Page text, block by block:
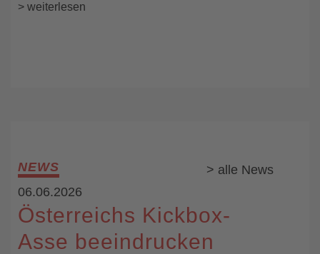
> weiterlesen
NEWS
> alle News
06.06.2026
Österreichs Kickbox-
Asse beeindrucken